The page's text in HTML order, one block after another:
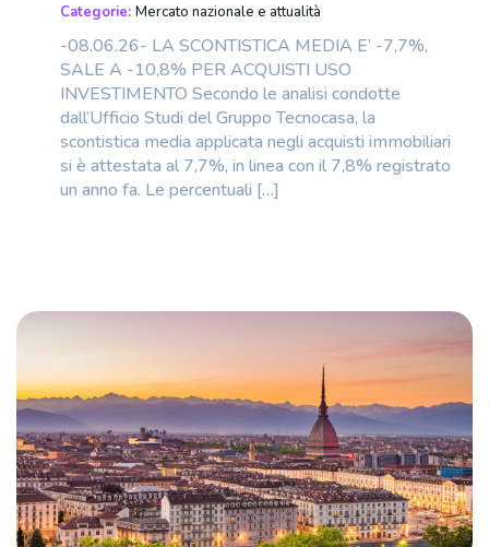
Categorie: Mercato nazionale e attualità
-08.06.26- LA SCONTISTICA MEDIA E’ -7,7%,
SALE A -10,8% PER ACQUISTI USO
INVESTIMENTO Secondo le analisi condotte
dall’Ufficio Studi del Gruppo Tecnocasa, la
scontistica media applicata negli acquisti immobiliari
si è attestata al 7,7%, in linea con il 7,8% registrato
un anno fa. Le percentuali […]